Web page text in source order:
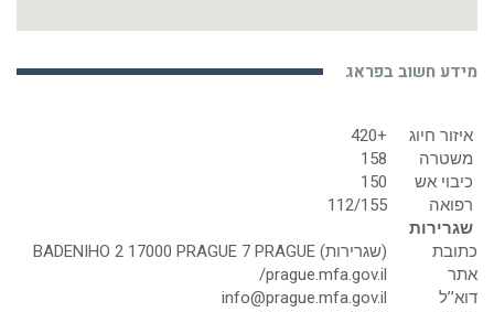
משטרה
158
רפואה
112/155
שגרירות
כתובת
(שגרירות) BADENIHO 2 17000 PRAGUE 7 PRAGUE
אתר
prague.mfa.gov.il/
דוא’’ל
טלפון
420 2 33097500/1
פקס
420 2 33097529
שעות פעילות MON-FRI 09:00-12:00